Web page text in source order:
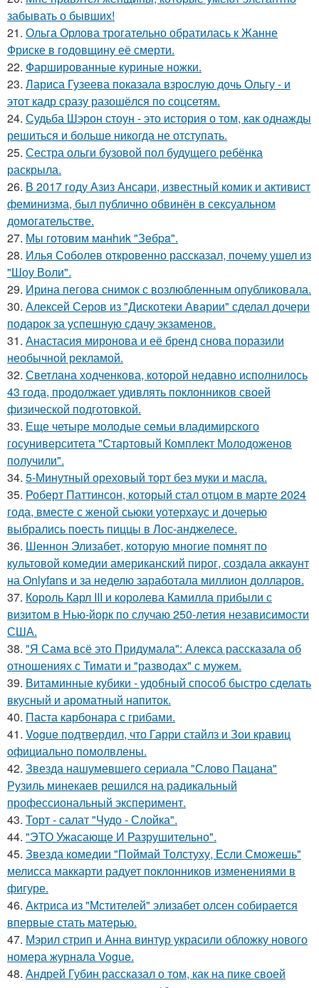
забывать о бывших!
21. Ольга Орлова трогательно обратилась к Жанне
Фриске в годовщину её смерти.
22. Фаршированные куриные ножки.
23. Лариса Гузеева показала взрослую дочь Ольгу - и
этот кадр сразу разошёлся по соцсетям.
24. Судьба Шэрон стоун - это история о том, как однажды
решиться и больше никогда не отступать.
25. Сестра ольги бузовой пол будущего ребёнка
раскрыла.
26. В 2017 году Азиз Ансари, известный комик и активист
феминизма, был публично обвинён в сексуальном
домогательстве.
27. Мы готовим мaнhиk "Зeбpa".
28. Илья Соболев откровенно рассказал, почему ушел из
"Шоу Воли".
29. Ирина пегова снимок с возлюбленным опубликовала.
30. Алексей Серов из "Дискотеки Аварии" сделал дочери
подарок за успешную сдачу экзаменов.
31. Анастасия миронова и её бренд снова поразили
необычной рекламой.
32. Светлана ходченкова, которой недавно исполнилось
43 года, продолжает удивлять поклонников своей
физической подготовкой.
33. Еще четыре молодые семьи владимирского
госуниверситета "Стартовый Комплект Молодоженов
получили".
34. 5-Минутный ореховый торт без муки и масла.
35. Роберт Паттинсон, который стал отцом в марте 2024
года, вместе с женой сьюки уотерхаус и дочерью
выбрались поесть пиццы в Лос-анджелесе.
36. Шеннон Элизабет, которую многие помнят по
культовой комедии американский пирог, создала аккаунт
на Onlyfans и за неделю заработала миллион долларов.
37. Король Карл III и королева Камилла прибыли с
визитом в Нью-йорк по случаю 250-летия независимости
США.
38. "Я Сама всё это Придумала": Алекса рассказала об
отношениях с Тимати и "разводах" с мужем.
39. Витаминные кубики - удобный способ быстро сделать
вкусный и ароматный напиток.
40. Паста карбонара с грибами.
41. Vogue подтвердил, что Гарри стайлз и Зои кравиц
официально помолвлены.
42. Звезда нашумевшего сериала "Слово Пацана"
Рузиль минекаев решился на радикальный
профессиональный эксперимент.
43. Торт - салат "Чудо - Слойка".
44. "ЭТО Ужасающе И Разрушительно".
45. Звезда комедии "Поймай Толстуху, Если Сможешь"
мелисса маккарти радует поклонников изменениями в
фигуре.
46. Актриса из "Мстителей" элизабет олсен собирается
впервые стать матерью.
47. Мэрил стрип и Анна винтур украсили обложку нового
номера журнала Vogue.
48. Андрей Губин рассказал о том, как на пике своей